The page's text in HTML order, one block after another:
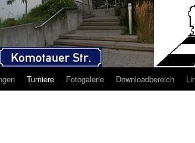
Turniere Fotogalerie Downloadbereich